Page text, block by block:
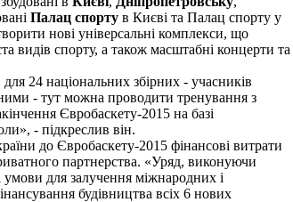
Палац спорту в Києві та Палац спорту у
нові універсальні комплекси, що
видів спорту, а також масштабні концерти та
24 національних збірних - учасників
- тут можна проводити тренування з
Євробаскету-2015 на базі
- підкреслив він.
до Євробаскету-2015 фінансові витрати
партнерства. «Уряд, виконуючи
для залучення міжнародних і
будівництва всіх 6 нових